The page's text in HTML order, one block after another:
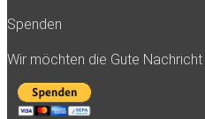
Spenden
Wir möchten die Gute